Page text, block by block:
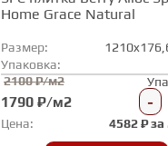
Home Grace Natural
Размер:
Упаковка:
2100 ₽/м2
1790 ₽/м2 -
Цена: 4582₽ за